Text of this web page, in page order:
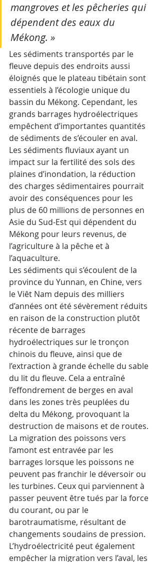
mangroves et les pêcheries qui
dépendent des eaux du
Mékong. »
Les sédiments transportés par le
fleuve depuis des endroits aussi
éloignés que le plateau tibétain sont
essentiels à l’écologie unique du
bassin du Mékong. Cependant, les
grands barrages hydroélectriques
empêchent d’importantes quantités
de sédiments de s’écouler en aval.
Les sédiments fluviaux ayant un
impact sur la fertilité des sols des
plaines d’inondation, la réduction
des charges sédimentaires pourrait
avoir des conséquences pour les
plus de 60 millions de personnes en
Asie du Sud-Est qui dépendent du
Mékong pour leurs revenus, de
l’agriculture à la pêche et à
l’aquaculture.
Les sédiments qui s’écoulent de la
province du Yunnan, en Chine, vers
le Viêt Nam depuis des milliers
d’années ont été sévèrement réduits
en raison de la construction plutôt
récente de barrages
hydroélectriques sur le tronçon
chinois du fleuve, ainsi que de
l’extraction à grande échelle du sable
du lit du fleuve. Cela a entraîné
l’effondrement de berges en aval
dans les zones très peuplées du
delta du Mékong, provoquant la
destruction de maisons et de routes.
La migration des poissons vers
l’amont est entravée par les
barrages lorsque les poissons ne
peuvent pas franchir le déversoir ou
les turbines. Ceux qui parviennent à
passer peuvent être tués par la force
du courant, ou par le
barotraumatisme, résultant de
changements soudains de pression.
L’hydroélectricité peut également
empêcher la migration vers l’aval, les